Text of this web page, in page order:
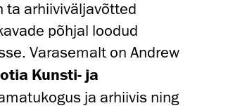
ta arhiiviväljavõtted
põhjal loodud
Varasemalt on Andrew
Kunsti- ja
ja arhiivis ning